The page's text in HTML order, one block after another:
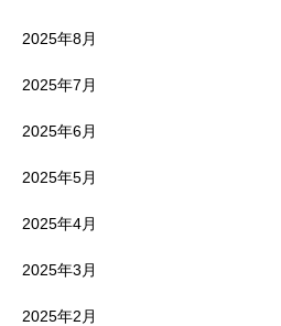
2025年8月
2025年7月
2025年6月
2025年5月
2025年4月
2025年3月
2025年2月